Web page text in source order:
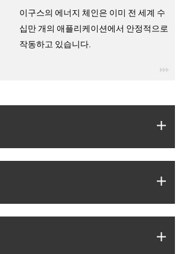
이구스의 에너지 체인은 이미 전 세계 수
십만 개의 애플리케이션에서 안정적으로
작동하고 있습니다.